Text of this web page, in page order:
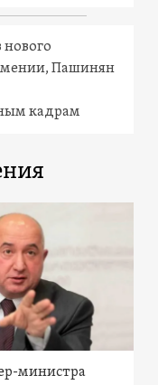
Пашинян
кадрам
министра